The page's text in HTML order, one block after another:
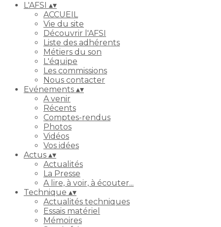
L'AFSI ▴▾
ACCUEIL
Vie du site
Découvrir l'AFSI
Liste des adhérents
Métiers du son
L'équipe
Les commissions
Nous contacter
Evénements ▴▾
A venir
Récents
Comptes-rendus
Photos
Vidéos
Vos idées
Actus ▴▾
Actualités
La Presse
A lire, à voir, à écouter...
Technique ▴▾
Actualités techniques
Essais matériel
Mémoires